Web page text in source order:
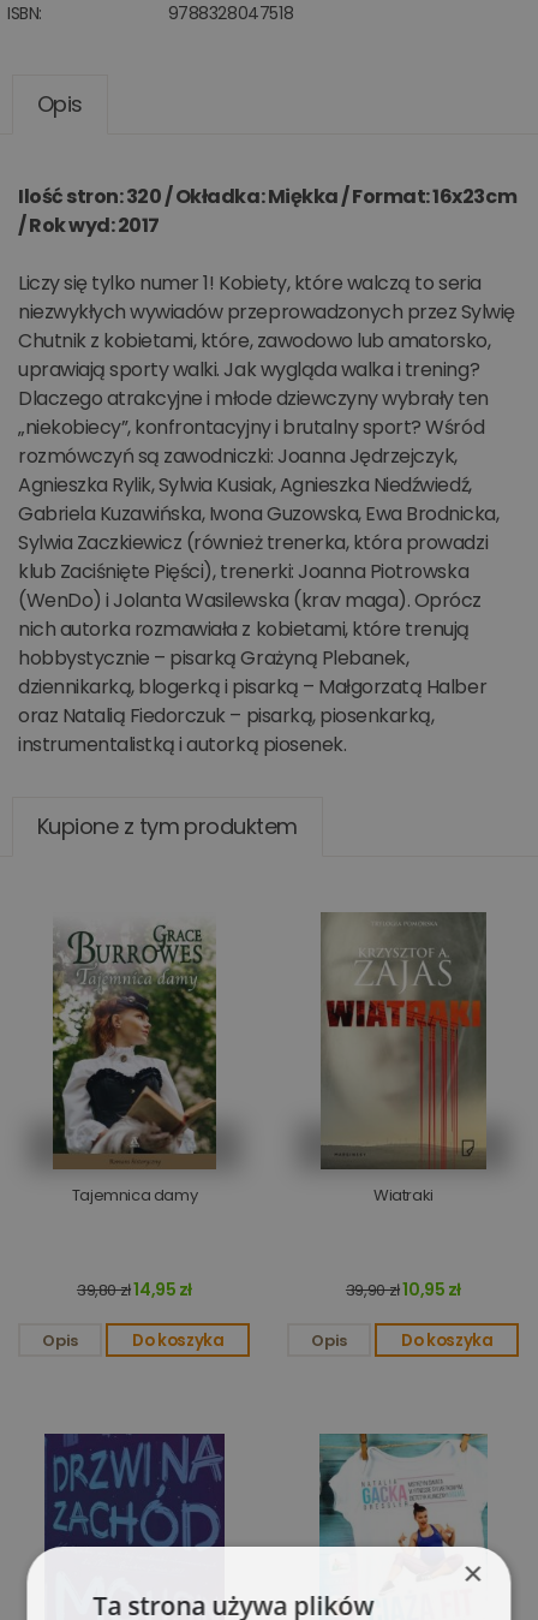
ISBN:
9788328047518
Opis
Ilość stron: 320 / Okładka: Miękka / Format: 16x23cm
/ Rok wyd: 2017
Liczy się tylko numer 1! Kobiety, które walczą to seria
niezwykłych wywiadów przeprowadzonych przez Sylwię
Chutnik z kobietami, które, zawodowo lub amatorsko,
uprawiają sporty walki. Jak wygląda walka i trening?
Dlaczego atrakcyjne i młode dziewczyny wybrały ten
„niekobiecy”, konfrontacyjny i brutalny sport? Wśród
rozmówczyń są zawodniczki: Joanna Jędrzejczyk,
Agnieszka Rylik, Sylwia Kusiak, Agnieszka Niedźwiedź,
Gabriela Kuzawińska, Iwona Guzowska, Ewa Brodnicka,
Sylwia Zaczkiewicz (również trenerka, która prowadzi
klub Zaciśnięte Pięści), trenerki: Joanna Piotrowska
(WenDo) i Jolanta Wasilewska (krav maga). Oprócz
nich autorka rozmawiała z kobietami, które trenują
hobbystycznie – pisarką Grażyną Plebanek,
dziennikarką, blogerką i pisarką – Małgorzatą Halber
oraz Natalią Fiedorczuk – pisarką, piosenkarką,
instrumentalistką i autorką piosenek.
Kupione z tym produktem
Tajemnica damy
39,80 zł14,95 zł
Opis Do koszyka
Wiatraki
39,90 zł10,95 zł
Opis Do koszyka
×
Ta strona używa plików